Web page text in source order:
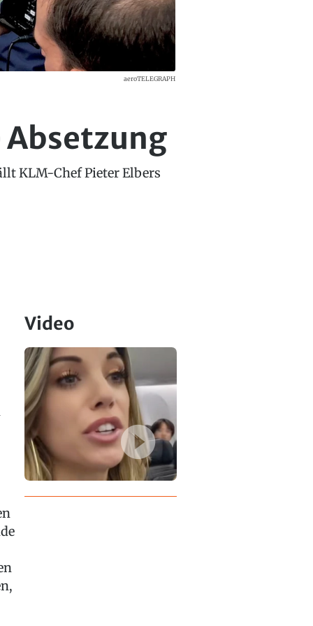
aeroTELEGRAPH
KLM-Chef Pieter Elbers
Video